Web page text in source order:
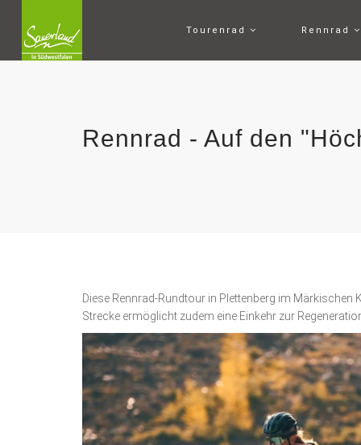
Tourenrad Rennrad
Rennrad - Auf den
Diese Rennrad-Rundtour in Plettenberg im
Strecke ermöglicht zudem eine Einkehr zur